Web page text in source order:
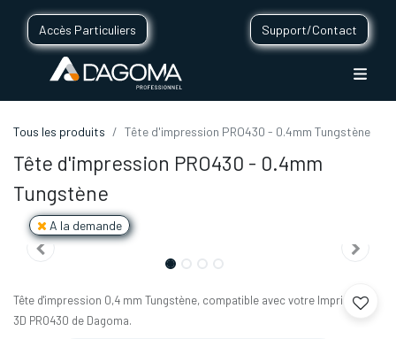
Accès Particuliers Support/Contact
Tous les produits Tête d'impression PRO430 - 0.4mm Tungstène
Tête d'impression PRO430 - 0.4mm
Tungstène
A la demande
Tête d'impression 0,4 mm Tungstène, compatible avec votre Imprimante
3D PRO430 de Dagoma.